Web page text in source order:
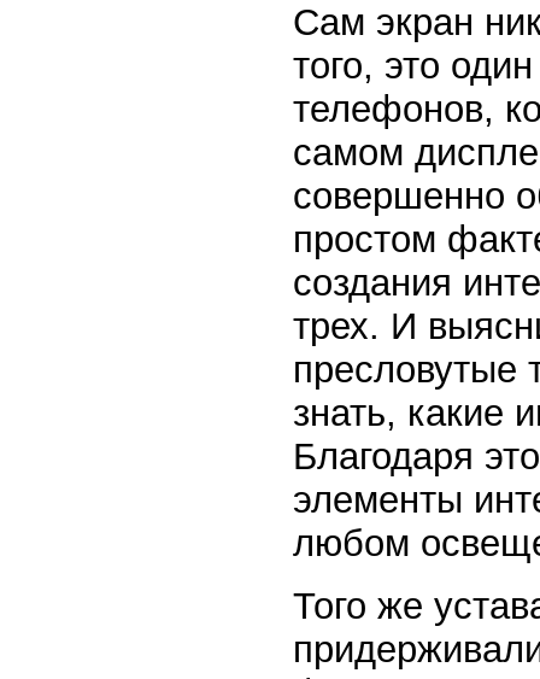
Сам экран
того, это
телефонов,
самом
совершенно
простом
создания
трех. И
пресловутые
знать, какие
Благодаря
элементы
любом
Того же